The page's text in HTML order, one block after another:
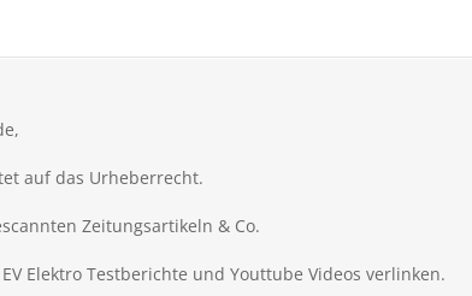
auf das Urheberrecht.
Zeitungsartikeln & Co.
Elektro Testberichte und Youttube Videos verlinken.